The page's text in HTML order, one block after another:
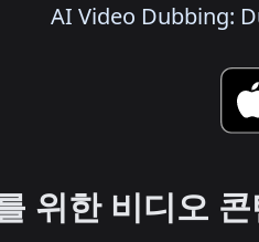
AI Video Dubbing:
위한 비디오